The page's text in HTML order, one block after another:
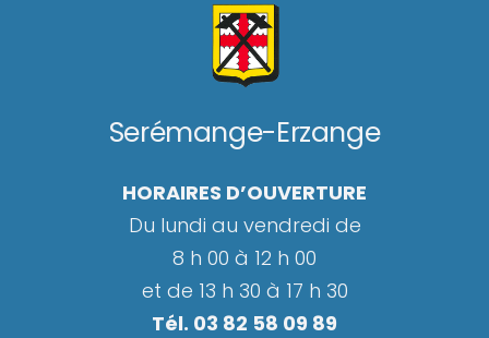
Serémange-Erzange
HORAIRES D’OUVERTURE
Du lundi au vendredi de
8 h 00 à 12 h 00
et de 13 h 30 à 17 h 30
Tél. 03 82 58 09 89